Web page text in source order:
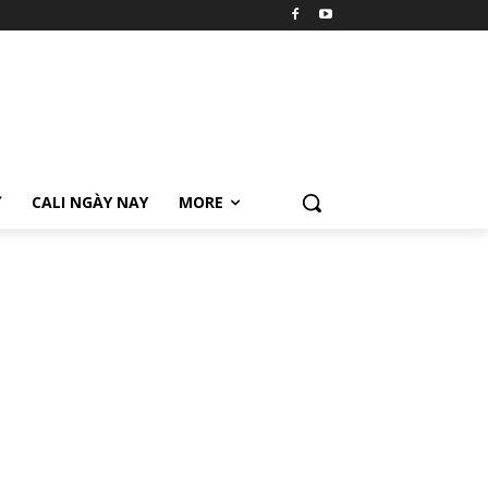
CALI NGÀY NAY MORE